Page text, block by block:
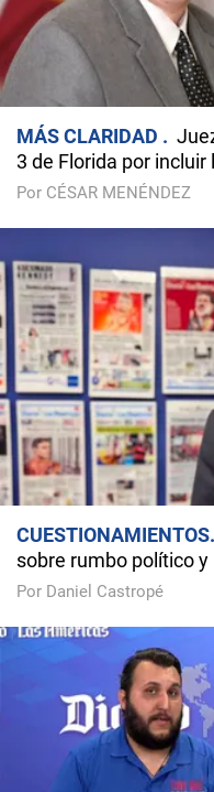
MÁS CLARIDAD
3 de Florida por
Por CÉSAR MENÉNDEZ
CUESTIONAMIENTOS
sobre rumbo político
Por Daniel Castropé